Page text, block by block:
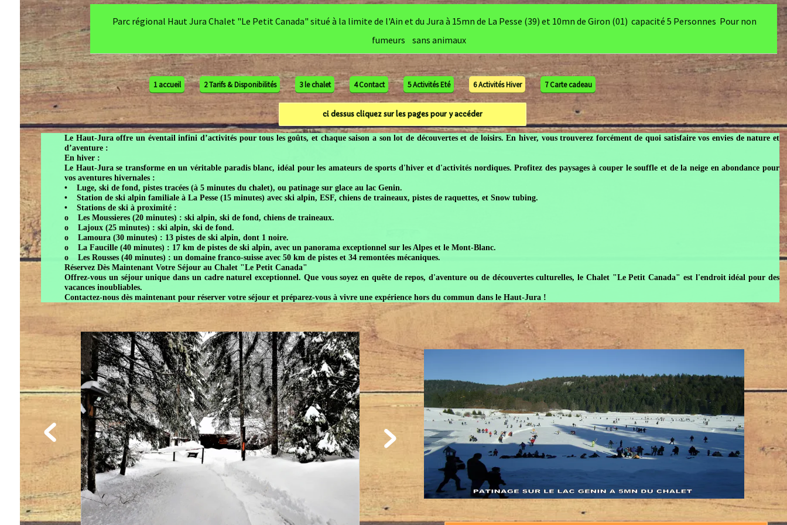
1 accueil 2 Tarifs & Disponibilités 3 le chalet 4 Contact 5 Activités Eté 6 Activités Hiver 7 Carte cadeau
Parc régional Haut Jura Chalet "Le Petit Canada" situé à la limite de l'Ain et du Jura à 15mn de La Pesse (39) et 10mn de Giron (01) capacité 5 Personnes Pour non
fumeurs sans animaux
ci dessus cliquez sur les pages pour y accéder
Le Haut-Jura offre un éventail infini d’activités pour tous les goûts, et chaque saison a son lot de découvertes et de loisirs. En hiver, vous trouverez forcément de quoi satisfaire vos envies de nature et
d’aventure :
En hiver :
Le Haut-Jura se transforme en un véritable paradis blanc, idéal pour les amateurs de sports d'hiver et d'activités nordiques. Profitez des paysages à couper le souffle et de la neige en abondance pour
vos aventures hivernales :
• Luge, ski de fond, pistes tracées (à 5 minutes du chalet), ou patinage sur glace au lac Genin.
• Station de ski alpin familiale à La Pesse (15 minutes) avec ski alpin, ESF, chiens de traineaux, pistes de raquettes, et Snow tubing.
Stations de ski à proximité :
o Les Moussieres (20 minutes) : ski alpin, ski de fond, chiens de traineaux.
o Lajoux (25 minutes) : ski alpin, ski de fond.
o Lamoura (30 minutes) : 13 pistes de ski alpin, dont 1 noire.
o La Faucille (40 minutes) : 17 km de pistes de ski alpin, avec un panorama exceptionnel sur les Alpes et le Mont-Blanc.
o Les Rousses (40 minutes) : un domaine franco-suisse avec 50 km de pistes et 34 remontées mécaniques.
Réservez Dès Maintenant Votre Séjour au Chalet "Le Petit Canada"
Offrez-vous un séjour unique dans un cadre naturel exceptionnel. Que vous soyez en quête de repos, d'aventure ou de découvertes culturelles, le Chalet "Le Petit Canada" est l'endroit idéal pour des
vacances inoubliables.
Contactez-nous dès maintenant pour réserver votre séjour et préparez-vous à vivre une expérience hors du commun dans le Haut-Jura !